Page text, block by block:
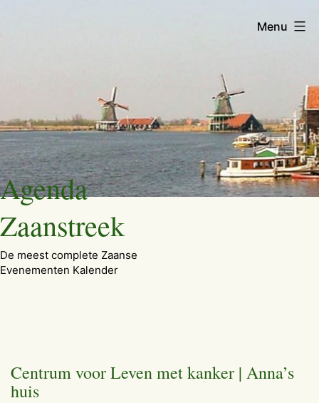
Ga
naar
de
inhoud
Agenda
Zaanstreek
De meest complete Zaanse
Evenementen Kalender
Menu
Centrum voor Leven met kanker | Anna’s
huis